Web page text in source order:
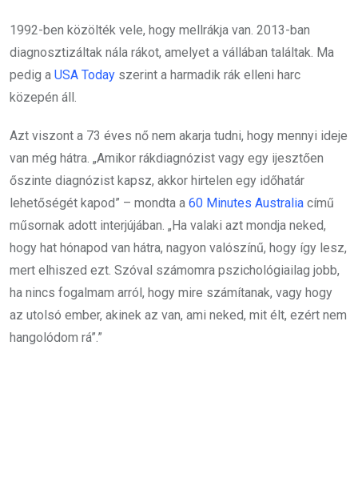
1992-ben közölték vele, hogy mellrákja van. 2013-ban
diagnosztizáltak nála rákot, amelyet a vállában találtak. Ma
pedig a USA Today szerint a harmadik rák elleni harc
közepén áll.
Azt viszont a 73 éves nő nem akarja tudni, hogy mennyi ideje
van még hátra. „Amikor rákdiagnózist vagy egy ijesztően
őszinte diagnózist kapsz, akkor hirtelen egy időhatár
lehetőségét kapod” – mondta a 60 Minutes Australia című
műsornak adott interjújában. „Ha valaki azt mondja neked,
hogy hat hónapod van hátra, nagyon valószínű, hogy így lesz,
mert elhiszed ezt. Szóval számomra pszichológiailag jobb,
ha nincs fogalmam arról, hogy mire számítanak, vagy hogy
az utolsó ember, akinek az van, ami neked, mit élt, ezért nem
hangolódom rá”.”